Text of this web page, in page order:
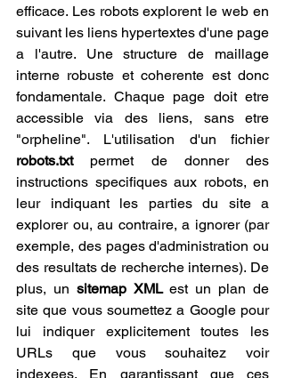
efficace. Les robots explorent le web en
suivant les liens hypertextes d'une page
a l'autre. Une structure de maillage
interne robuste et coherente est donc
fondamentale. Chaque page doit etre
accessible via des liens, sans etre
"orpheline". L'utilisation d'un fichier
robots.txt permet de donner des
instructions specifiques aux robots, en
leur indiquant les parties du site a
explorer ou, au contraire, a ignorer (par
exemple, des pages d'administration ou
des resultats de recherche internes). De
plus, un sitemap XML est un plan de
site que vous soumettez a Google pour
lui indiquer explicitement toutes les
URLs que vous souhaitez voir
indexees. En garantissant que ces